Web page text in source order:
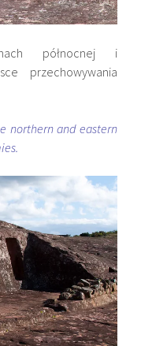
północnej i
przechowywania
northern and eastern